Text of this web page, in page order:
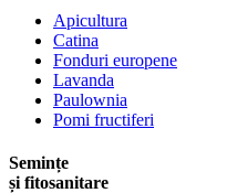
Apicultura
Catina
Fonduri europene
Lavanda
Paulownia
Pomi fructiferi
Semințe
și fitosanitare